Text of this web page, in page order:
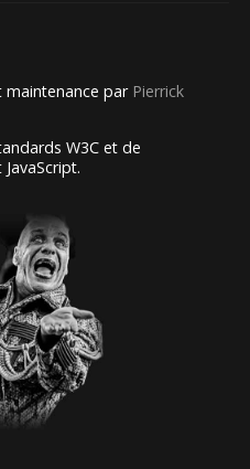
par Pierrick
W3C et de